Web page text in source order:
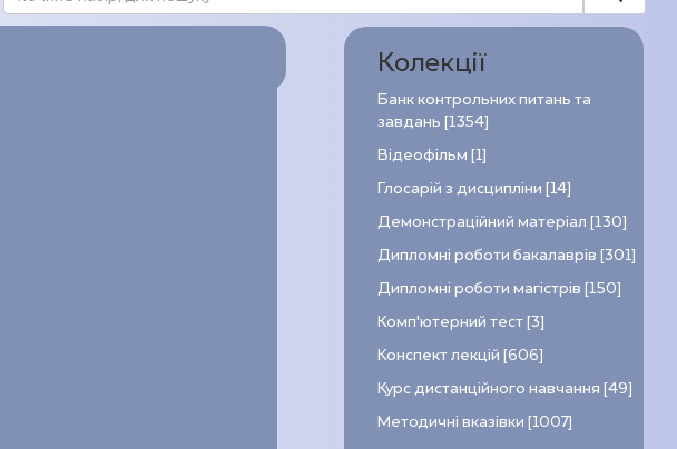
Колекції
Банк контрольних питань та
завдань [1354]
Відеофільм [1]
Глосарій з дисципліни [14]
Демонстраційний матеріал [130]
Дипломні роботи бакалаврів [301]
Дипломні роботи магістрів [150]
Комп’ютерний тест [3]
Конспект лекцій [606]
Курс дистанційного навчання [49]
Методичні вказівки [1007]